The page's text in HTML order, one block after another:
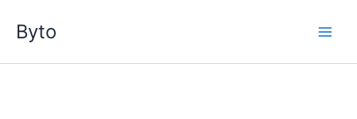
contenuto
Byto